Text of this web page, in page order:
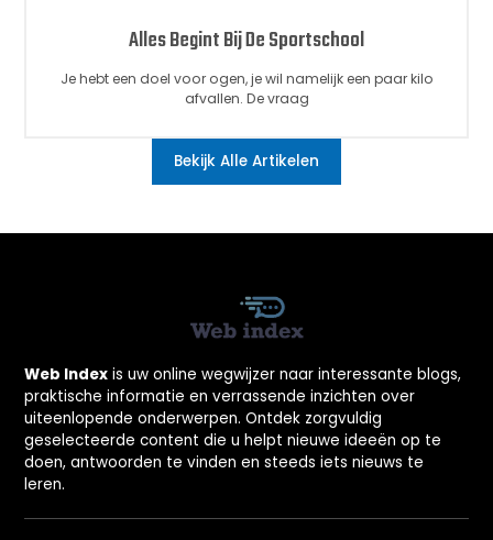
Alles Begint Bij De Sportschool
Je hebt een doel voor ogen, je wil namelijk een paar kilo
afvallen. De vraag
Bekijk Alle Artikelen
Web Index is uw online wegwijzer naar interessante blogs,
praktische informatie en verrassende inzichten over
uiteenlopende onderwerpen. Ontdek zorgvuldig
geselecteerde content die u helpt nieuwe ideeën op te
doen, antwoorden te vinden en steeds iets nieuws te
leren.